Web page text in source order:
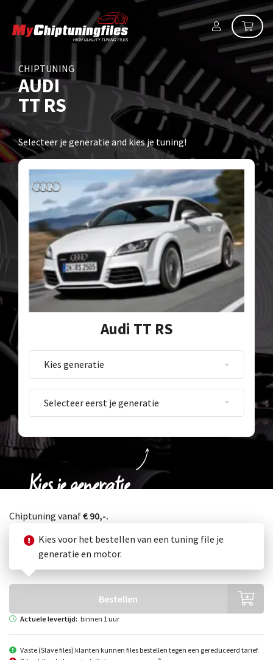
CHIPTUNING
AUDI
TT RS
Selecteer je generatie and kies je tuning!
Audi TT RS
Kies je generatie
Chiptuning vanaf€ 90,-.
Kies voor het bestellen van een tuning file je
generatie en motor.
Bestellen
Actuele levertijd: binnen 1 uur
Vaste (Slave files) klanten kunnen files bestellen tegen een gereduceerd tarief.